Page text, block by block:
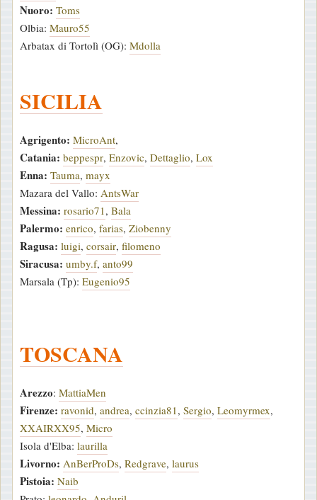
Nuoro: Toms
Olbia: Mauro55
Arbatax di Tortolì (OG): Mdolla
SICILIA
Agrigento: MicroAnt,
Catania: beppespr, Enzovic, Dettaglio, Lox
Enna: Tauma, mayx
Mazara del Vallo: AntsWar
Messina: rosario71 , Bala
Palermo: enrico, farias, Ziobenny
Ragusa: luigi, corsair, filomeno
Siracusa: umby.f, anto99
Marsala (Tp): Eugenio95
TOSCANA
Arezzo: MattiaMen
Firenze: ravonid, andrea, ccinzia81 , Sergio, Leomyrmex,
XXAIRXX95, Micro
Isola d'Elba: laurilla
Livorno: AnBerProDs, Redgrave, laurus
Pistoia: Naib